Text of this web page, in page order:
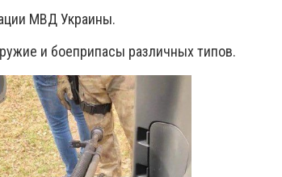
МВД Украины.
и боеприпасы различных типов.